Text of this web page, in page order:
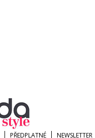
PŘEDPLATNÉ NEWSLETTER